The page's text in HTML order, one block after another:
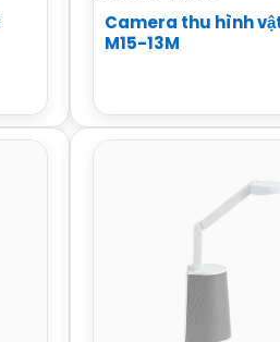
Camera thu hình
M15-13M